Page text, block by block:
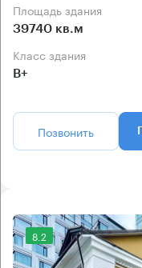
Площадь здания
39740 кв.м
Класс здания
B+
Позвонить
8.2